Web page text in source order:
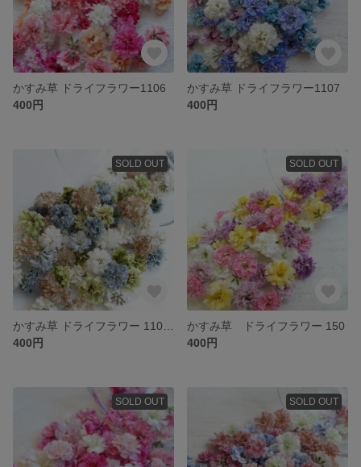
かすみ草 ドライフラワー1106
400円
かすみ草 ドライフラワー1107
400円
SOLD OUT
400円
SOLD OUT
かすみ草 ドライフラワー 150
400円
SOLD OUT SOLD OUT